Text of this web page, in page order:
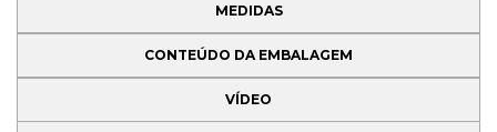
MEDIDAS
CONTEÚDO DA EMBALAGEM
VÍDEO